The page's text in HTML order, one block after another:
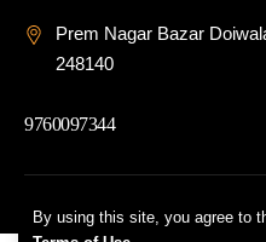
By using this site, you agree to
Prem Nagar Bazar
248140
9760097344